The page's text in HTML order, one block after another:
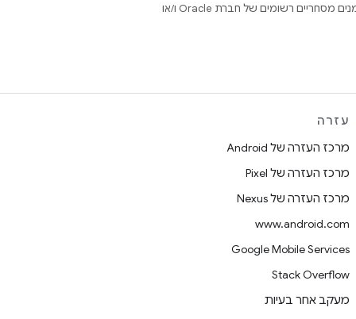
.‏ Java ו-OpenJDK הם סימנים מסחריים או סימנים מסחריים רשומים של חברת Oracle ו/או
עזרה
מרכז העזרה של Android
מרכז העזרה של Pixel
מרכז העזרה של Nexus
www.android.com
Google Mobile Services
Stack Overflow
מעקב אחר בעיות